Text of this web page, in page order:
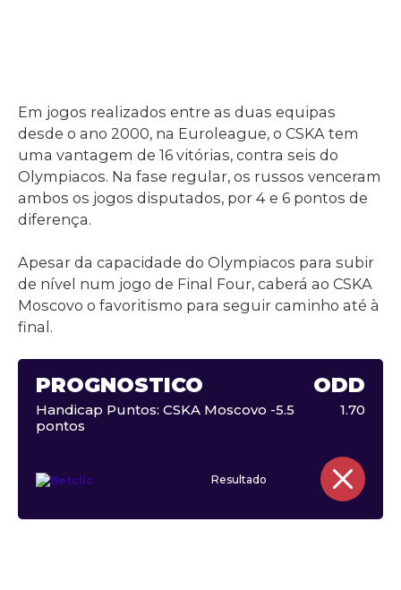
Em jogos realizados entre as duas equipas
desde o ano 2000, na Euroleague, o CSKA tem
uma vantagem de 16 vitórias, contra seis do
Olympiacos. Na fase regular, os russos venceram
ambos os jogos disputados, por 4 e 6 pontos de
diferença.
Apesar da capacidade do Olympiacos para subir
de nível num jogo de Final Four, caberá ao CSKA
Moscovo o favoritismo para seguir caminho até à
final.
PROGNÓSTICO ODD
Handicap Puntos: CSKA Moscovo -5.5
pontos
1.70
Resultado